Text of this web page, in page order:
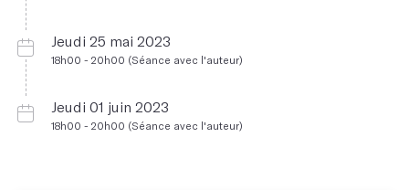
Jeudi 25 mai 2023
18h00 - 20h00 (Séance avec l'auteur)
Jeudi 01 juin 2023
18h00 - 20h00 (Séance avec l'auteur)